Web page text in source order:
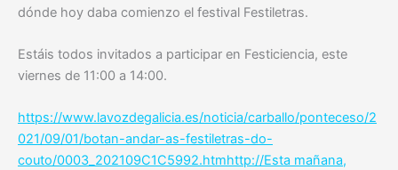
dónde hoy daba comienzo el festival Festiletras.
Estáis todos invitados a participar en Festiciencia, este
viernes de 11:00 a 14:00.
https://www.lavozdegalicia.es/noticia/carballo/ponteceso/2
021/09/01/botan-andar-as-festiletras-do-
couto/0003_202109C1C5992.htmhttp://Esta mañana,